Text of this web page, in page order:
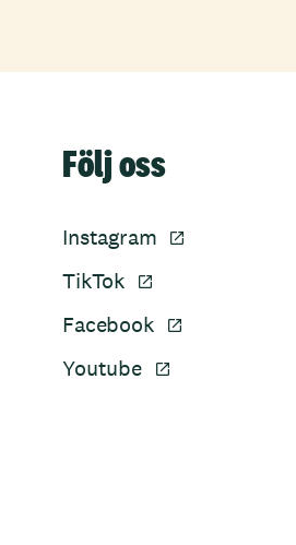
Följ oss
Instagram
TikTok
Facebook
Youtube